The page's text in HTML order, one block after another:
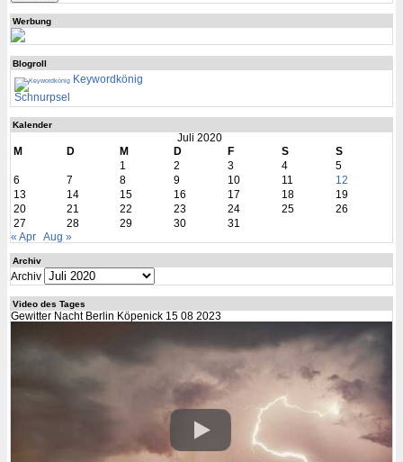
Werbung
Blogroll
Keywordkönig
Schnurpsel
Kalender
Juli 2020
M
D M D F S
S
1
2 3 4
5
6
7 8 9 10 11
12
13
14 15 16 17 18
19
20
21 22 23 24 25
26
27
28 29 30
31
« Apr
Aug »
Archiv
Archiv
Video des Tages
Gewitter Nacht Berlin Köpenick 15 08 2023